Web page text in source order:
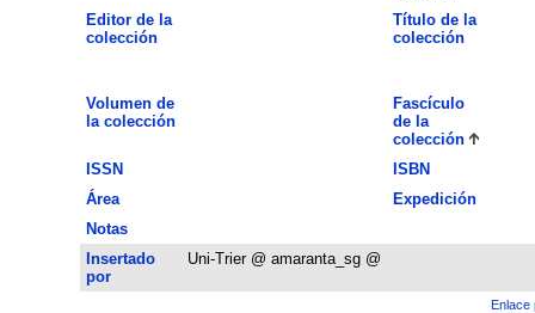
Editor de la
colección
Título de la
colección
Volumen de
la colección
Fascículo
de la
colección
ISSN
ISBN
Área
Expedición
Notas
Insertado
por
Uni-Trier @ amaranta_sg @
Enlace